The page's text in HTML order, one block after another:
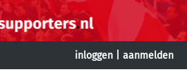
inloggen aanmelden